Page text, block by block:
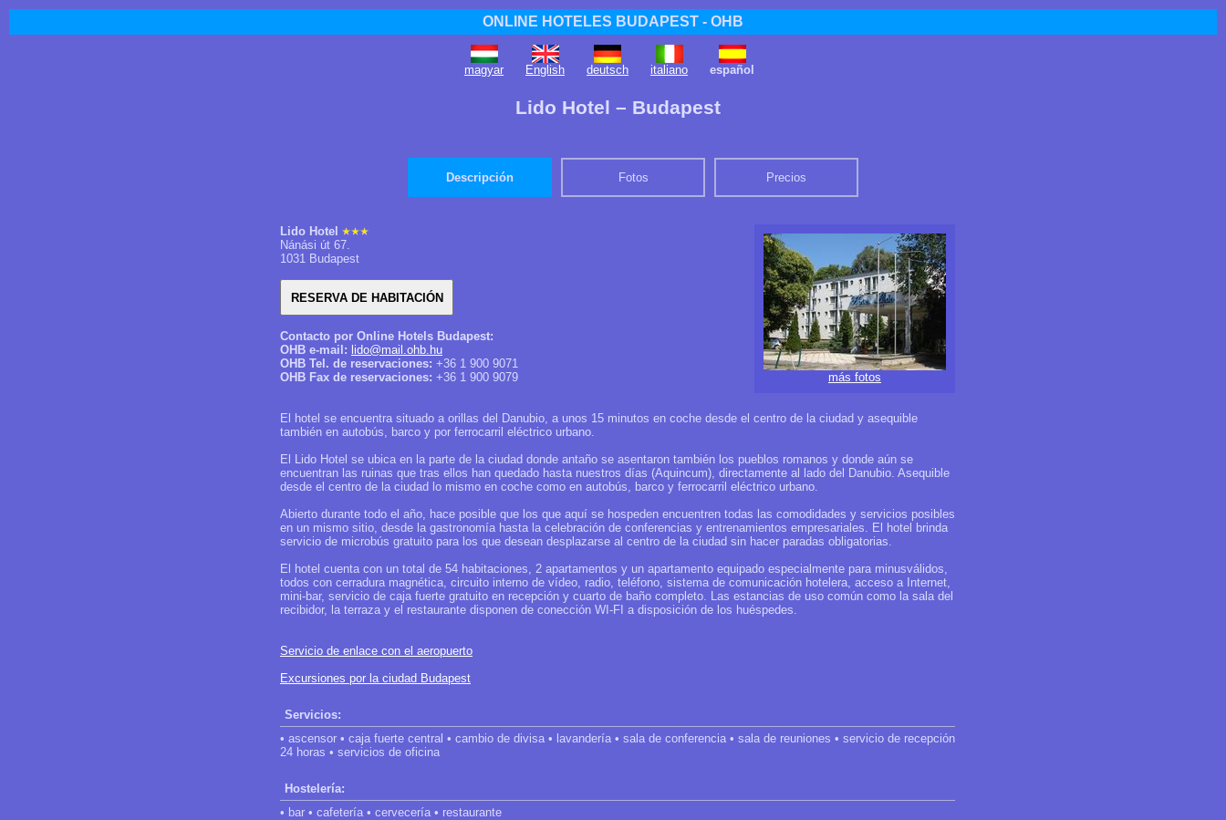
ONLINE HOTELES BUDAPEST - OHB
magyar English deutsch italiano español
Lido Hotel – Budapest
Descripción Fotos Precios
más fotos
Lido Hotel
Nánási út 67.
1031 Budapest
Contacto por Online Hotels Budapest:
OHB e-mail: lido@mail.ohb.hu
OHB Tel. de reservaciones: +36 1 900 9071
OHB Fax de reservaciones: +36 1 900 9079
El hotel se encuentra situado a orillas del Danubio, a unos 15 minutos en coche desde el centro de la ciudad y asequible
también en autobús, barco y por ferrocarril eléctrico urbano.
El Lido Hotel se ubica en la parte de la ciudad donde antaño se asentaron también los pueblos romanos y donde aún se
encuentran las ruinas que tras ellos han quedado hasta nuestros días (Aquincum), directamente al lado del Danubio. Asequible
desde el centro de la ciudad lo mismo en coche como en autobús, barco y ferrocarril eléctrico urbano.
Abierto durante todo el año, hace posible que los que aquí se hospeden encuentren todas las comodidades y servicios posibles
en un mismo sitio, desde la gastronomía hasta la celebración de conferencias y entrenamientos empresariales. El hotel brinda
servicio de microbús gratuito para los que desean desplazarse al centro de la ciudad sin hacer paradas obligatorias.
El hotel cuenta con un total de 54 habitaciones, 2 apartamentos y un apartamento equipado especialmente para minusválidos,
todos con cerradura magnética, circuito interno de vídeo, radio, teléfono, sistema de comunicación hotelera, acceso a Internet,
mini-bar, servicio de caja fuerte gratuito en recepción y cuarto de baño completo. Las estancias de uso común como la sala del
recibidor, la terraza y el restaurante disponen de conección WI-FI a disposición de los huéspedes.
Servicio de enlace con el aeropuerto
Excursiones por la ciudad Budapest
Servicios:
• ascensor • caja fuerte central • cambio de divisa • lavandería • sala de conferencia • sala de reuniones • servicio de recepción
24 horas • servicios de oficina
Hostelería:
• bar • cafetería • cervecería • restaurante